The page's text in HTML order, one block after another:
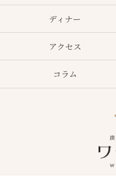
ディナー
アクセス
コラム